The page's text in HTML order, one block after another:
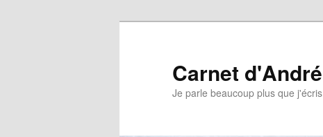
Carnet d'André
Je parle beaucoup plus que j'écris